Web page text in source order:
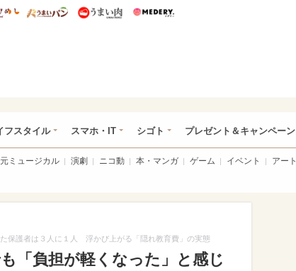
ズニー特集
うまいめし うまいパン うまい肉
フスタイル スマホ・IT シゴト プレゼント＆キャンペーン
ミュージカル 演劇 ニコ動 本・マンガ ゲーム イベント アート
保護者は３人に１人 浮かび上がる「隠れ教育費」の実態
「負担が軽くなった」と感じ